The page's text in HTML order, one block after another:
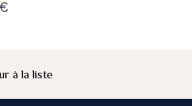
à la liste